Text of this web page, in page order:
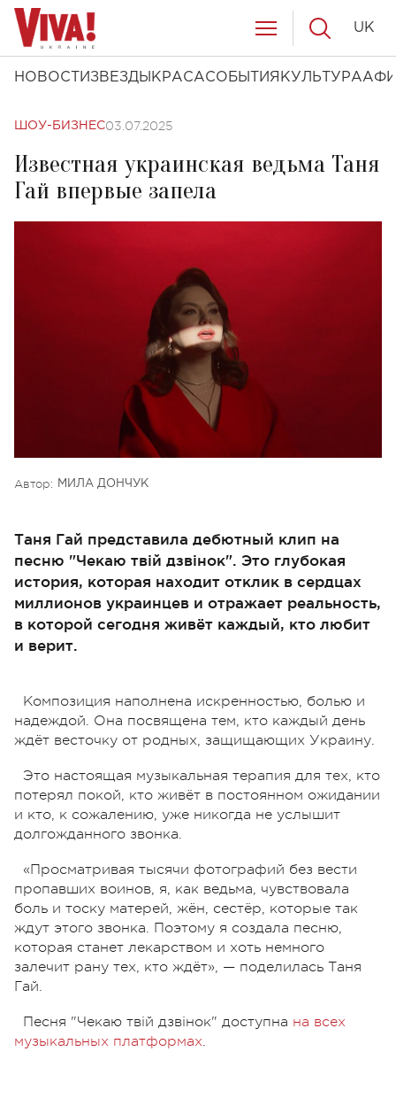
НОВОСТИ ЗВЕЗДЫ КРАСАСОБЫТИЯ КУЛЬТУРА
UK
ШОУ-БИЗНЕС03.07.2025
Известная украинская ведьма Таня
Гай впервые запела
Автор: МИЛА ДОНЧУК
Таня Гай представила дебютный клип на
песню "Чекаю твій дзвінок". Это глубокая
история, которая находит отклик в сердцах
миллионов украинцев и отражает реальность,
в которой сегодня живёт каждый, кто любит
и верит.
Композиция наполнена искренностью, болью и
надеждой. Она посвящена тем, кто каждый день
ждёт весточку от родных, защищающих Украину.
Это настоящая музыкальная терапия для тех, кто
потерял покой, кто живёт в постоянном ожидании
и кто, к сожалению, уже никогда не услышит
долгожданного звонка.
«Просматривая тысячи фотографий без вести
пропавших воинов, я, как ведьма, чувствовала
боль и тоску матерей, жён, сестёр, которые так
ждут этого звонка. Поэтому я создала песню,
которая станет лекарством и хоть немного
залечит рану тех, кто ждёт», — поделилась Таня
Гай.
Песня "Чекаю твій дзвінок" доступна на всех
музыкальных платформах.